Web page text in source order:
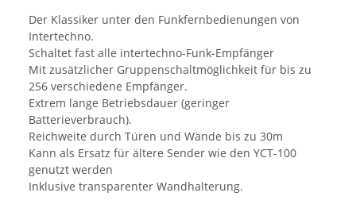
Der Klassiker unter den Funkfernbedienungen von
Intertechno.
Schaltet fast alle intertechno-Funk-Empfänger
Mit zusätzlicher Gruppenschaltmöglichkeit für bis zu
256 verschiedene Empfänger.
Extrem lange Betriebsdauer (geringer
Batterieverbrauch).
Reichweite durch Türen und Wände bis zu 30m
Kann als Ersatz für ältere Sender wie den YCT-100
genutzt werden
Inklusive transparenter Wandhalterung.